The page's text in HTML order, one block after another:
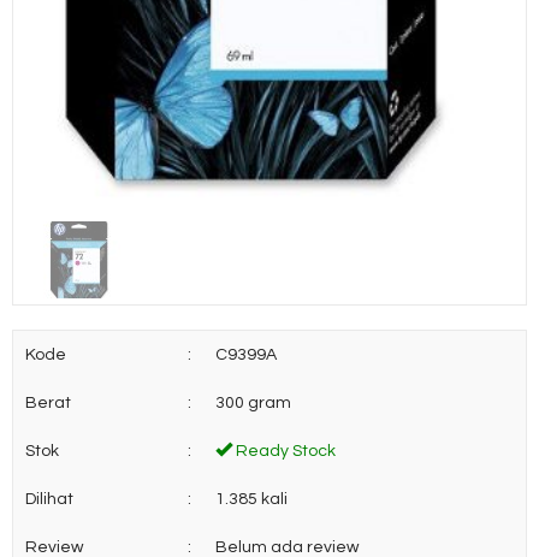
Kode : C9399A
Berat : 300 gram
Stok : Ready Stock
Dilihat : 1.385 kali
Review : Belum ada review